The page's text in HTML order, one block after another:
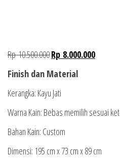
Rp10.500.000Rp 8.000.000
Finish dan Material
Kerangka: Kayu Jati
Warna Kain: Bebas memilih sesuai
Bahan Kain: Custom
Dimensi: 195 cm x 73 cm x 89 cm